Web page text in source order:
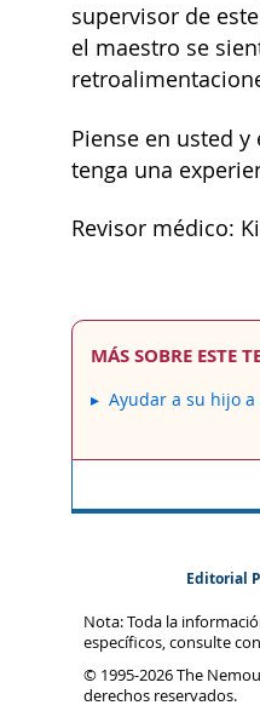
supervisor de
el maestro se
Piense en usted
tenga una
Revisor médico:
MÁS SOBRE ESTE
Ayudar a su hijo
Editorial
Nota: Toda la
específicos, consulte
© 1995-2026 The
derechos reservados.